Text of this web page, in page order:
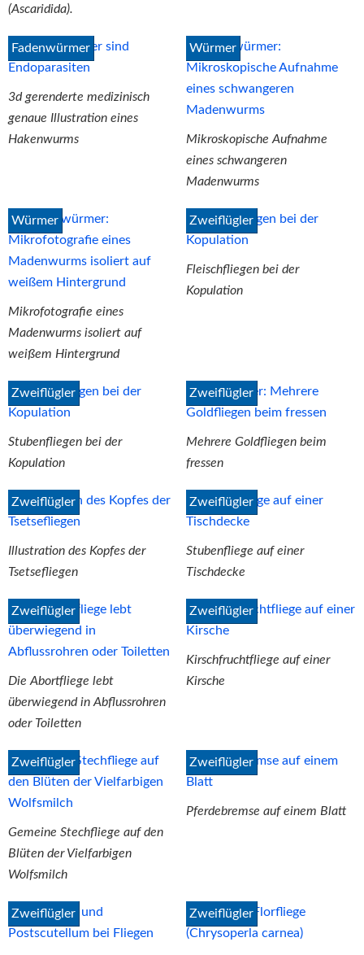
(Ascaridida).
Fadenwürmer
3d gerenderte medizinisch
genaue Illustration eines
Hakenwurms
Würmer
Mikroskopische Aufnahme
eines schwangeren
Madenwurms
Würmer
Mikrofotografie eines
Madenwurms isoliert auf
weißem Hintergrund
Zweiflügler
Fleischfliegen bei der
Kopulation
Zweiflügler
Stubenfliegen bei der
Kopulation
Zweiflügler
Mehrere Goldfliegen beim
fressen
Zweiflügler
Illustration des Kopfes der
Tsetsefliegen
Zweiflügler
Stubenfliege auf einer
Tischdecke
Zweiflügler
Die Abortfliege lebt
überwiegend in Abflussrohren
oder Toiletten
Zweiflügler
Kirschfruchtfliege auf einer
Kirsche
Zweiflügler
Gemeine Stechfliege auf den
Blüten der Vielfarbigen
Wolfsmilch
Zweiflügler
Pferdebremse auf einem Blatt
Zweiflügler Zweiflügler